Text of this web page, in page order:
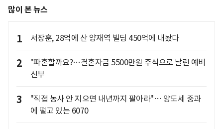
많이 본 뉴스
1 서장훈, 28억에 산 양재역 빌딩 450억에 내놨다
2
"파혼할까요?…결혼자금 5500만원 주식으로 날린 예비
신부
3
"직접 농사 안 지으면 내년까지 팔아라"… 양도세 중과
에 떨고 있는 6070